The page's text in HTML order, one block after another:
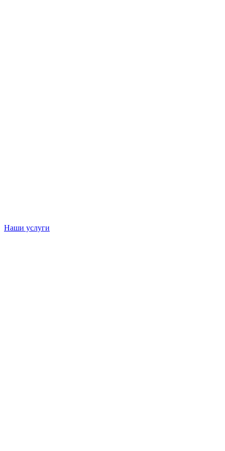
Наши услуги